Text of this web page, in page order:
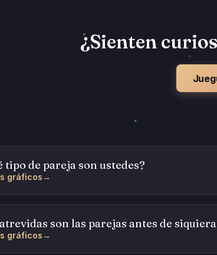
¿Sienten
tipo de pareja son ustedes?
gráficos→
son las parejas antes de
gráficos→